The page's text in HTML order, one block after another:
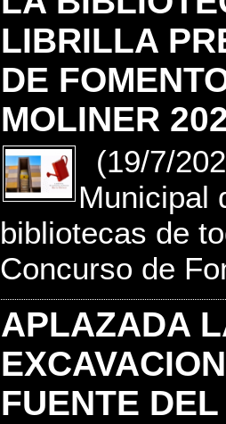
LIBRILLA
DE
MOLINER
(19/7/
Municipal
bibliotecas de
Concurso de
APLAZADA
FUENTE